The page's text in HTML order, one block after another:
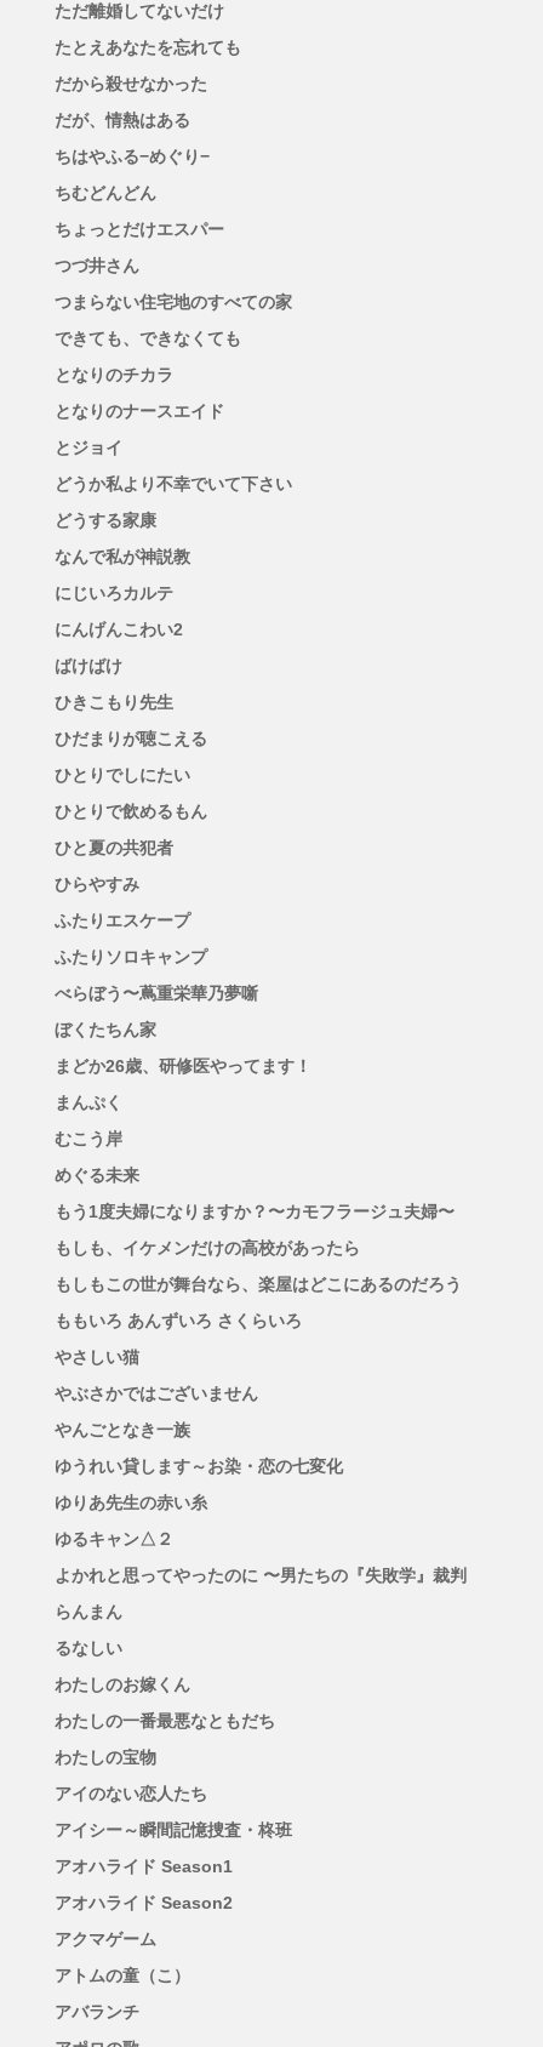
ただ離婚してないだけ
たとえあなたを忘れても
だから殺せなかった
だが、情熱はある
ちはやふる−めぐり−
ちむどんどん
ちょっとだけエスパー
つづ井さん
つまらない住宅地のすべての家
できても、できなくても
となりのチカラ
となりのナースエイド
とジョイ
どうか私より不幸でいて下さい
どうする家康
なんで私が神説教
にじいろカルテ
にんげんこわい2
ばけばけ
ひきこもり先生
ひだまりが聴こえる
ひとりでしにたい
ひとりで飲めるもん
ひと夏の共犯者
ひらやすみ
ふたりエスケープ
ふたりソロキャンプ
べらぼう〜蔦重栄華乃夢噺
ぼくたちん家
まどか26歳、研修医やってます！
まんぷく
むこう岸
めぐる未来
もう1度夫婦になりますか？〜カモフラージュ夫婦〜
もしも、イケメンだけの高校があったら
もしもこの世が舞台なら、楽屋はどこにあるのだろう
ももいろ あんずいろ さくらいろ
やさしい猫
やぶさかではございません
やんごとなき一族
ゆうれい貸します～お染・恋の七変化
ゆりあ先生の赤い糸
ゆるキャン△２
よかれと思ってやったのに 〜男たちの『失敗学』裁判
らんまん
るなしい
わたしのお嫁くん
わたしの一番最悪なともだち
わたしの宝物
アイのない恋人たち
アイシー～瞬間記憶捜査・柊班
アオハライド Season1
アオハライド Season2
アクマゲーム
アトムの童（こ）
アバランチ